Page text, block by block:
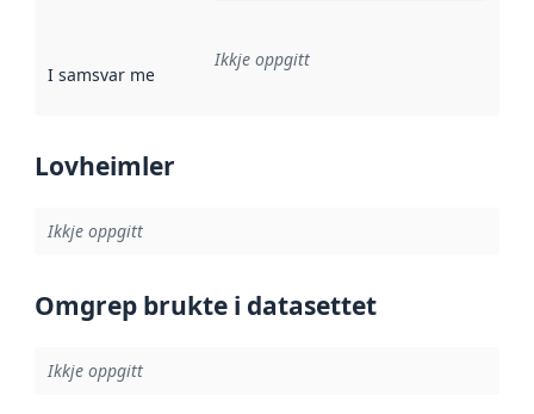
I samsvar med Referanse til ei implementeringsregel eller
Ikkje oppgitt
Lovheimler
Ikkje oppgitt
Omgrep brukte i datasettet
Ikkje oppgitt